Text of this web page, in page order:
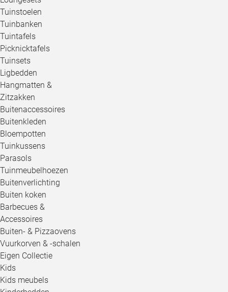
Tuinstoelen
Tuinbanken
Tuintafels
Picknicktafels
Tuinsets
Ligbedden
Hangmatten &
Zitzakken
Buitenaccessoires
Buitenkleden
Bloempotten
Tuinkussens
Parasols
Tuinmeubelhoezen
Buitenverlichting
Buiten koken
Barbecues &
Accessoires
Buiten- & Pizzaovens
Vuurkorven & -schalen
Eigen Collectie
Kids
Kids meubels